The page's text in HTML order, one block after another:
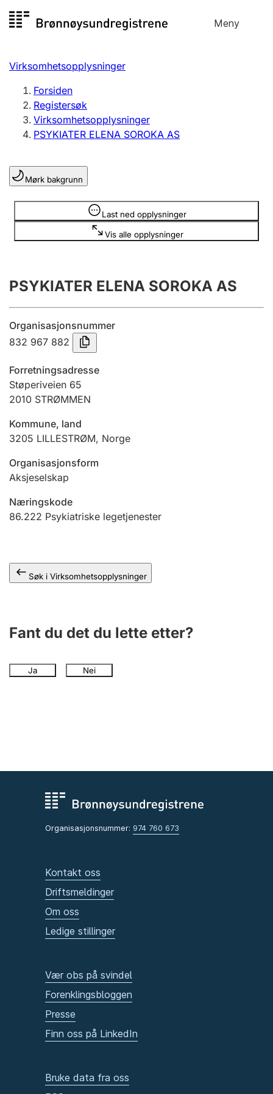
til
Meny
Registersøk
Aksjeselskap
Enkeltpersonforetak
Registrere, endre, slette
Lag og forening
Registrere, endre, slette
Årsregnskap
Innsending og forsinkelsesgebyr
Jeger
Ektepaktveileder
Offentlig sektor
Virksomhetsopplysninger
Forsiden
Registersøk
Virksomhetsopplysninger
PSYKIATER ELENA SOROKA AS
Mørk bakgrunn
Last ned opplysninger
Vis alle opplysninger
Opplysninger er skjult
PSYKIATER ELENA SOROKA AS
Organisasjonsnummer
832 967 882
Forretningsadresse
Støperiveien 65
2010 STRØMMEN
Kommune, land
3205 LILLESTRØM, Norge
Organisasjonsform
Aksjeselskap
Næringskode
86.222 Psykiatriske legetjenester
Søk i Virksomhetsopplysninger
Fant du det du lette etter?
Ja Nei
Organisasjonsnummer: 974 760 673
Kontakt oss
Driftsmeldinger
Om oss
Ledige stillinger
Vær obs på svindel
Forenklingsbloggen
Presse
Finn oss på LinkedIn
Bruke data fra oss